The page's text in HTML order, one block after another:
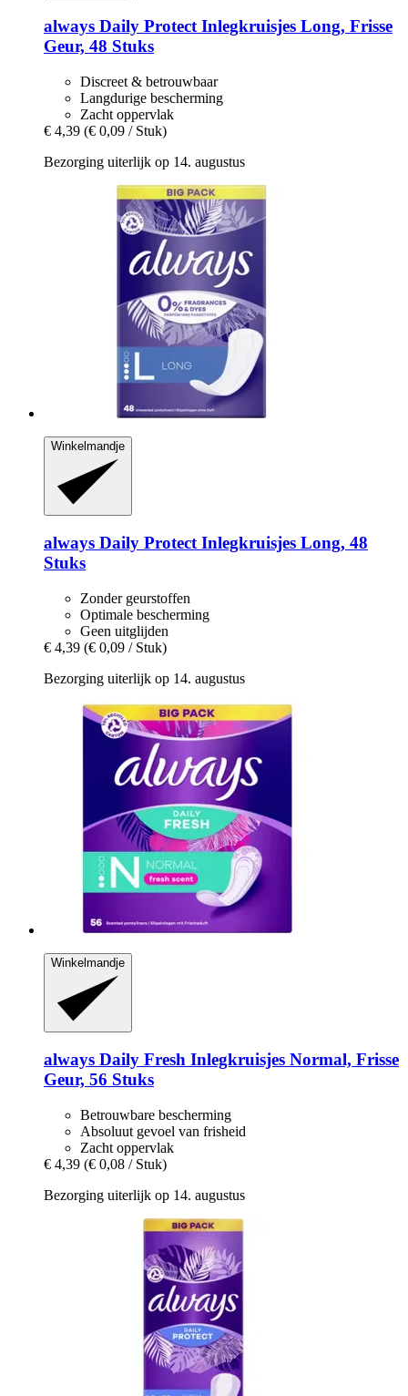
always Daily Protect Inlegkruisjes Long, Frisse
Geur, 48 Stuks
Discreet & betrouwbaar
Langdurige bescherming
Zacht oppervlak
€ 4,39 (€ 0,09 / Stuk)
Bezorging uiterlijk op 14. augustus
Winkelmandje
always Daily Protect Inlegkruisjes Long, 48
Stuks
Zonder geurstoffen
Optimale bescherming
Geen uitglijden
€ 4,39 (€ 0,09 / Stuk)
Bezorging uiterlijk op 14. augustus
Winkelmandje
always Daily Fresh Inlegkruisjes Normal, Frisse
Geur, 56 Stuks
Betrouwbare bescherming
Absoluut gevoel van frisheid
Zacht oppervlak
€ 4,39 (€ 0,08 / Stuk)
Bezorging uiterlijk op 14. augustus